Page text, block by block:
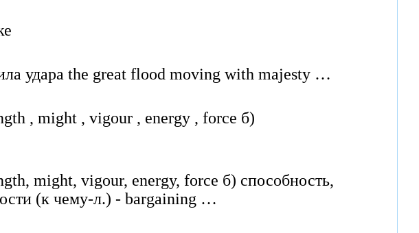
удара the great flood moving with majesty …
, might , vigour , energy , force б)
might, vigour, energy, force б) способность,
(к чему-л.) - bargaining …